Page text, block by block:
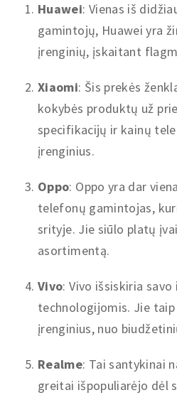
Huawei: Vienas iš
gamintojų, Huawei yra
įrenginių, įskaitant
Xiaomi: Šis prekės
kokybės produktų už
specifikacijų ir kainų
įrenginius.
Oppo: Oppo yra dar
telefonų gamintojas,
srityje. Jie siūlo platų
asortimentą.
Vivo: Vivo išsiskiria
technologijomis. Jie
įrenginius, nuo
Realme: Tai santykinai
greitai išpopuliarėjo dėl